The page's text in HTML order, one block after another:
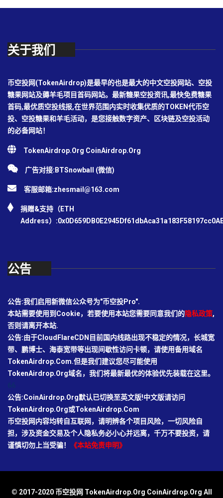
关于我们
币空投网(TokenAirdrop)是最早的也是最大的中文空投网站、空投
糖果网站及薅羊毛项目首码网站。最新糖果空投资讯,最快免费糖果
首码,最优质空投线报,在世界范围内实时收集优质的TOKEN代币空
投、空投糖果和羊毛活动，是您接触数字资产、区块链及空投活动
的必备网站！
TokenAirdrop.Org CoinAirdrop.Org
广告对接:BTSnowball (微信)
客服邮箱:zhesmail@163.com
捐赠&支持（ETH
Address）
公告
公告:我们启用新微信公众号为"币空投Pro".
本站需要使用到Cookie，若要使用本站您需要同意我们的隐私政策,
否则请离开本站.
公告:由于CloudFlareCDN目前国内线路出现不稳定的情况，长城宽
带、鹏博士、海泰宽带等出现间歇性访问卡顿，请使用备用域名
TokenAirdrop.Com.但是我们建议您尽可能使用
TokenAirdrop.Org域名，我们将最新最优的体验优先装载在这里。
公告:CoinAirdrop.Org默认已切换至英文版!中文版请访问
TokenAirdrop.Org或TokenAirdrop.Com
币空投网内容均转自互联网，请明辨各个项目风险，一切风险自
担，涉及资金交易及个人隐私务必小心并远离，千万不要投资，请
谨慎切勿上当受骗！
《本站免责申明》
© 2017-2020 币空投网 TokenAirdrop.Org CoinAirdrop.Org All